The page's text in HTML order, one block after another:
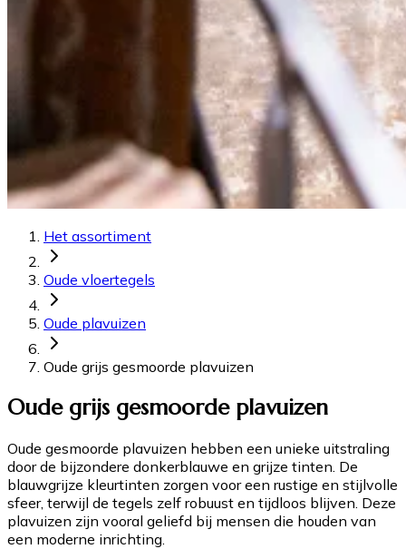
Het assortiment
Oude vloertegels
Oude plavuizen
Oude grijs gesmoorde plavuizen
Oude grijs gesmoorde plavuizen
Oude gesmoorde plavuizen hebben een unieke uitstraling
door de bijzondere donkerblauwe en grijze tinten. De
blauwgrijze kleurtinten zorgen voor een rustige en stijlvolle
sfeer, terwijl de tegels zelf robuust en tijdloos blijven. Deze
plavuizen zijn vooral geliefd bij mensen die houden van
een moderne inrichting.